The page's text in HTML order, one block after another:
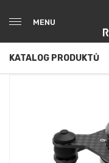
MENU
KATALOG PRODUKTŮ